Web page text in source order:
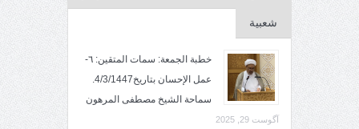
شعبية
خطبة الجمعة: سمات المتقين: ٦-
عمل الإحسان بتاريخ4/3/1447.
سماحة الشيخ مصطفى المرهون
آگوست 29, 2025